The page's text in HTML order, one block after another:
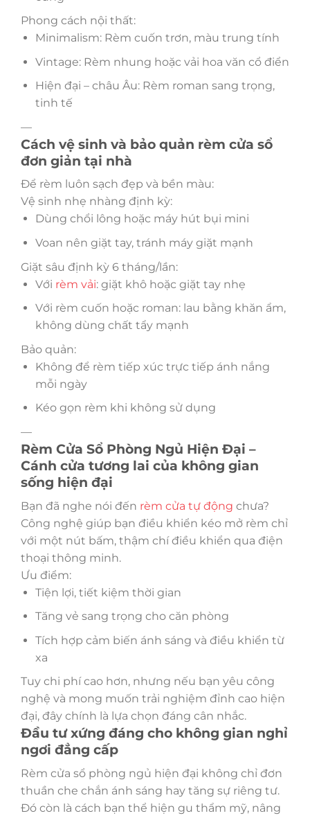
Phong cách nội thất:
Minimalism: Rèm cuốn trơn, màu trung tính
Vintage: Rèm nhung hoặc vải hoa văn cổ điển
Hiện đại – châu Âu: Rèm roman sang trọng,
tinh tế
—
Cách vệ sinh và bảo quản rèm cửa sổ
đơn giản tại nhà
Để rèm luôn sạch đẹp và bền màu:
Vệ sinh nhẹ nhàng định kỳ:
Dùng chổi lông hoặc máy hút bụi mini
Voan nên giặt tay, tránh máy giặt mạnh
Giặt sâu định kỳ 6 tháng/lần:
Với rèm vải: giặt khô hoặc giặt tay nhẹ
Với rèm cuốn hoặc roman: lau bằng khăn ẩm,
không dùng chất tẩy mạnh
Bảo quản:
Không để rèm tiếp xúc trực tiếp ánh nắng
mỗi ngày
Kéo gọn rèm khi không sử dụng
—
Rèm Cửa Sổ Phòng Ngủ Hiện Đại –
Cánh cửa tương lai của không gian
sống hiện đại
Bạn đã nghe nói đến rèm cửa tự động chưa?
Công nghệ giúp bạn điều khiển kéo mở rèm chỉ
với một nút bấm, thậm chí điều khiển qua điện
thoại thông minh.
Ưu điểm:
Tiện lợi, tiết kiệm thời gian
Tăng vẻ sang trọng cho căn phòng
Tích hợp cảm biến ánh sáng và điều khiển từ
xa
Tuy chi phí cao hơn, nhưng nếu bạn yêu công
nghệ và mong muốn trải nghiệm đỉnh cao hiện
đại, đây chính là lựa chọn đáng cân nhắc.
Đầu tư xứng đáng cho không gian nghỉ
ngơi đẳng cấp
Rèm cửa sổ phòng ngủ hiện đại không chỉ đơn
thuần che chắn ánh sáng hay tăng sự riêng tư.
Đó còn là cách bạn thể hiện gu thẩm mỹ, nâng